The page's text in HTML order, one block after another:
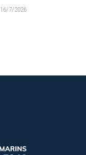
16/7/2026